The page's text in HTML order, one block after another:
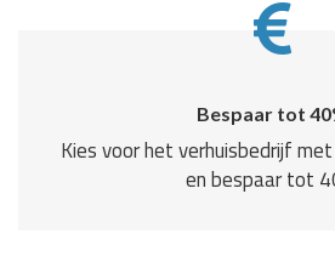
Bespaar tot
Kies voor het verhuisbedrijf
en bespaar tot